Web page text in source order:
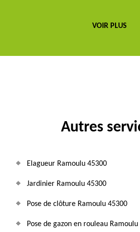
VOIR PLUS
Autres
Elagueur Ramoulu 45300
Jardinier Ramoulu 45300
Pose de clôture Ramoulu 45300
Pose de gazon en rouleau Ramoulu